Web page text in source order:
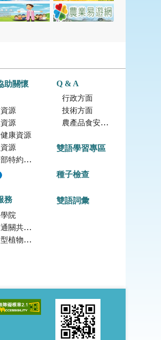
助關懷
源
源
康資源
源
協助方案諮詢服務
務
院
同作業平台
檢測服務多元平台
Q & A
行政方面
技術方面
農產品食安專區
雙語學習專區
種子檢查
雙語詞彙